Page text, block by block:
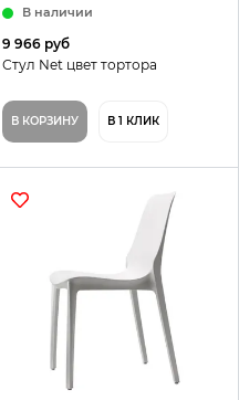
В наличии
9 966 руб
Стул Net цвет тортора
В КОРЗИНУ В 1 КЛИК